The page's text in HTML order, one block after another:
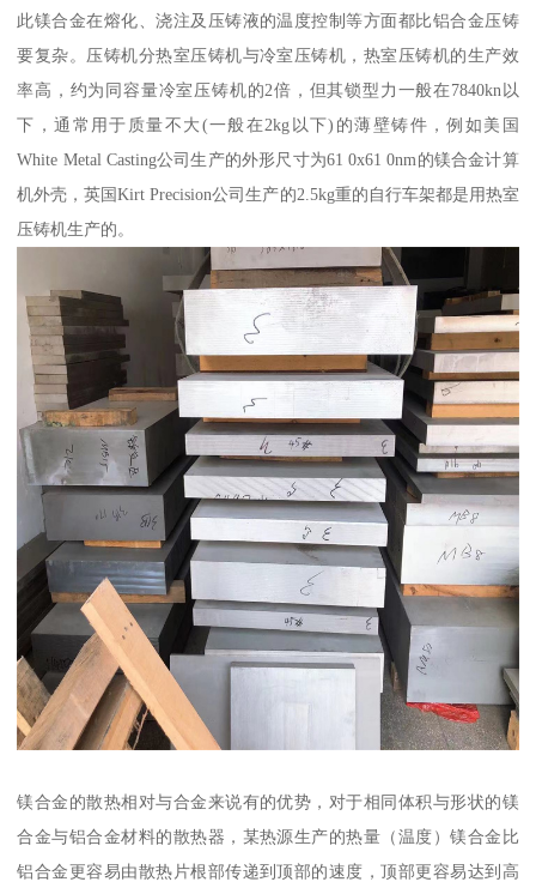
此镁合金在熔化、浇注及压铸液的温度控制等方面都比铝合金压铸
要复杂。压铸机分热室压铸机与冷室压铸机，热室压铸机的生产效
率高，约为同容量冷室压铸机的2倍，但其锁型力一般在7840kn以
下，通常用于质量不大(一般在2kg以下)的薄壁铸件，例如美国
White Metal Casting公司生产的外形尺寸为61 0x61 0nm的镁合金计算
机外壳，英国Kirt Precision公司生产的2.5kg重的自行车架都是用热室
压铸机生产的。
镁合金的散热相对与合金来说有的优势，对于相同体积与形状的镁
合金与铝合金材料的散热器，某热源生产的热量（温度）镁合金比
铝合金更容易由散热片根部传递到顶部的速度，顶部更容易达到高